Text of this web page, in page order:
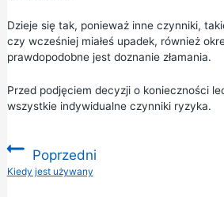
Dzieje się tak, ponieważ inne czynniki,
czy wcześniej miałeś upadek, również
prawdopodobne jest doznanie złamania.
Przed podjęciem decyzji o konieczności
wszystkie indywidualne czynniki ryzyka.
Poprzedni
:Kiedy jest używany